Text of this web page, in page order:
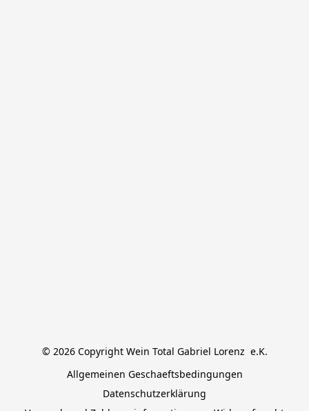
© 2026 Copyright Wein Total Gabriel Lorenz  e.K.
Allgemeinen Geschaeftsbedingungen
Datenschutzerklärung